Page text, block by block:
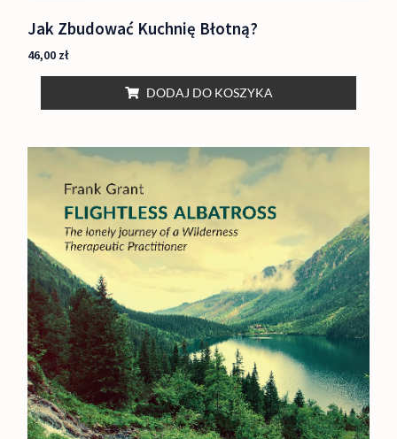
Jak Zbudować Kuchnię Błotną?
46,00 zł
DODAJ DO KOSZYKA